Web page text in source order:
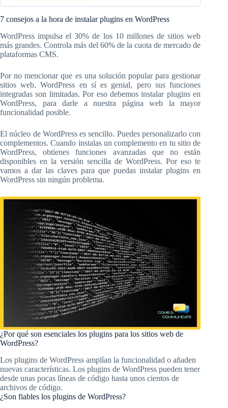
7 consejos a la hora de instalar plugins en WordPress
WordPress impulsa el 30% de los 10 millones de sitios web
más grandes. Controla más del 60% de la cuota de mercado de
plataformas CMS.
Por no mencionar que es una solución popular para gestionar
sitios web. WordPress en sí es genial, pero sus funciones
integradas son limitadas. Por eso debemos instalar plugins en
WordPress, para darle a nuestra página web la mayor
funcionalidad posible.
El núcleo de WordPress es sencillo. Puedes personalizarlo con
complementos. Cuando instalas un complemento en tu sitio de
WordPress, obtienes funciones avanzadas que no están
disponibles en la versión sencilla de WordPress. Por eso te
vamos a dar las claves para que puedas instalar plugins en
WordPress sin ningún problema.
¿Por qué son esenciales los plugins para los sitios web de
WordPress?
Los plugins de WordPress amplían la funcionalidad o añaden
nuevas características. Los plugins de WordPress pueden tener
desde unas pocas líneas de código hasta unos cientos de
archivos de código.
¿Son fiables los plugins de WordPress?